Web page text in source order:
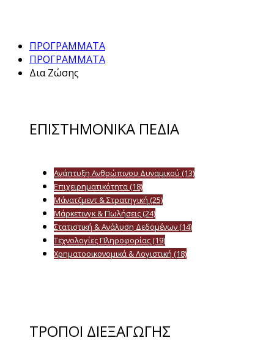
ΠΡΟΓΡΑΜΜΑΤΑ
ΠΡΟΓΡΑΜΜΑΤΑ
Δια Ζώσης
ΕΠΙΣΤΗΜΟΝΙΚΑ ΠΕΔΙΑ
Ανάπτυξη Ανθρώπινου Δυναμικού (13)
Επιχειρηματικότητα (18)
Μάνατζμεντ & Στρατηγική (25)
Μάρκετινγκ & Πωλήσεις (24)
Στατιστική & Ανάλυση Δεδομένων (14)
Τεχνολογίες Πληροφορίας (19)
Χρηματοοικονομικά & Λογιστική (18)
ΤΡΟΠΟΙ ΔΙΕΞΑΓΩΓΗΣ